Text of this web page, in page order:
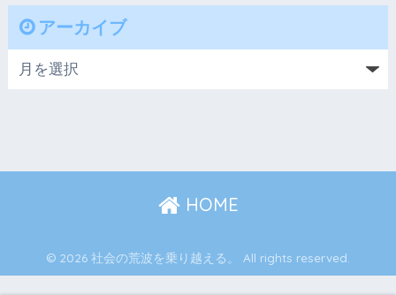
アーカイブ
HOME
© 2026 社会の荒波を乗り越える。 All rights reserved.